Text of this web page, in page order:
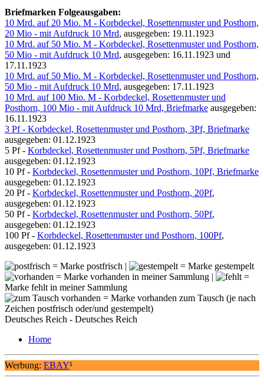
Briefmarken Folgeausgaben:
10 Mrd. auf 20 Mio. M - Korbdeckel, Rosettenmuster und Posthorn,
20 Mio - mit Aufdruck 10 Mrd, ausgegeben: 19.11.1923
10 Mrd. auf 50 Mio. M - Korbdeckel, Rosettenmuster und Posthorn,
50 Mio - mit Aufdruck 10 Mrd, ausgegeben: 16.11.1923 und
17.11.1923
10 Mrd. auf 50 Mio. M - Korbdeckel, Rosettenmuster und Posthorn,
50 Mio - mit Aufdruck 10 Mrd, ausgegeben: 17.11.1923
10 Mrd. auf 100 Mio. M - Korbdeckel, Rosettenmuster und
Posthorn, 100 Mio - mit Aufdruck 10 Mrd, Briefmarke ausgegeben:
16.11.1923
3 Pf - Korbdeckel, Rosettenmuster und Posthorn, 3Pf, Briefmarke
ausgegeben: 01.12.1923
5 Pf - Korbdeckel, Rosettenmuster und Posthorn, 5Pf, Briefmarke
ausgegeben: 01.12.1923
10 Pf - Korbdeckel, Rosettenmuster und Posthorn, 10Pf, Briefmarke
ausgegeben: 01.12.1923
20 Pf - Korbdeckel, Rosettenmuster und Posthorn, 20Pf,
ausgegeben: 01.12.1923
50 Pf - Korbdeckel, Rosettenmuster und Posthorn, 50Pf,
ausgegeben: 01.12.1923
100 Pf - Korbdeckel, Rosettenmuster und Posthorn, 100Pf,
ausgegeben: 01.12.1923
= Marke postfrisch |
= Marke gestempelt
= Marke vorhanden in meiner Sammlung |
=
Marke fehlt in meiner Sammlung
= Marke vorhanden zum Tausch (je nach
Zeichen postfrisch oder/und gestempelt)
Deutsches Reich - Deutsches Reich
Home
Werbung: EBAY¹